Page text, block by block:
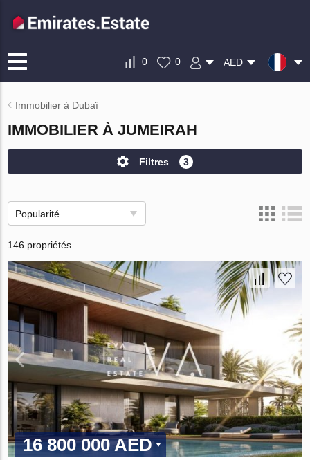
0 0 AED
Immobilier à Dubaï
IMMOBILIER À JUMEIRAH
Filtres 3
Popularité
146 propriétés
16 800 000 AED